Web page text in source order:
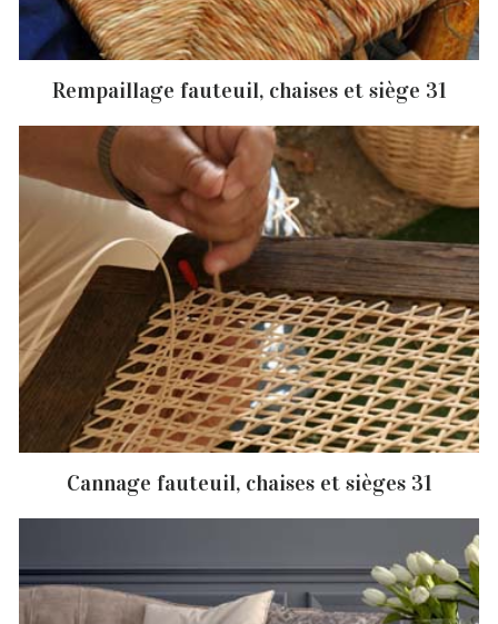
Rempaillage fauteuil, chaises et siège 31
Cannage fauteuil, chaises et sièges 31